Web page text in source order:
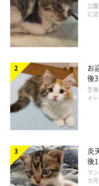
と
公
に
お
後
ち
生
ォ
炎
後
で
マ
カ